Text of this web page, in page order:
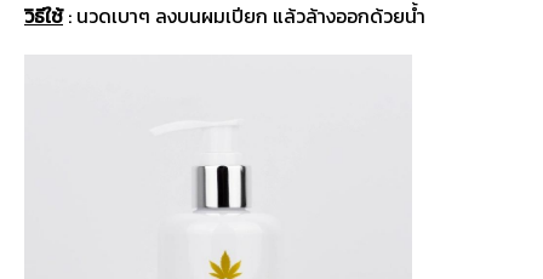
วิธีใช้: นวดเบาๆ ลงบนผมเปียก แล้วล้างออกด้วยน้ำ